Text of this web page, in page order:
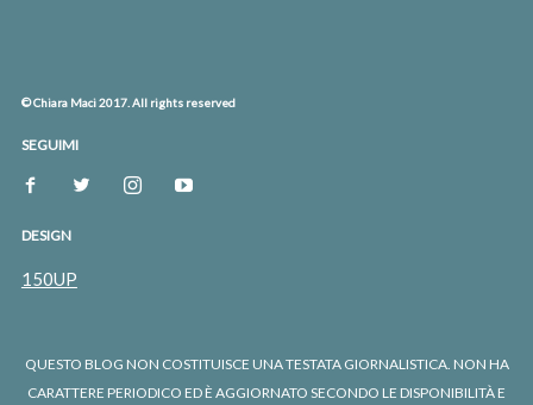
© Chiara Maci 2017. All rights reserved
SEGUIMI
DESIGN
150UP
QUESTO BLOG NON COSTITUISCE UNA TESTATA GIORNALISTICA. NON HA
CARATTERE PERIODICO ED È AGGIORNATO SECONDO LE DISPONIBILITÀ E